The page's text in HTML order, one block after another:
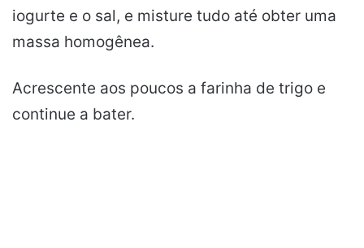
iogurte e o sal, e misture tudo até obter uma
massa homogênea.
Acrescente aos poucos a farinha de trigo e
continue a bater.